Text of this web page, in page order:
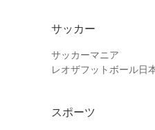
サッカー
サッカーマニア
レオザフットボール日
スポーツ